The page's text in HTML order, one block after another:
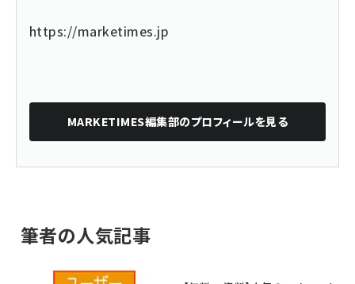
https://marketimes.jp
MARKETIMES編集部のプロフィールを見る
筆者の人気記事